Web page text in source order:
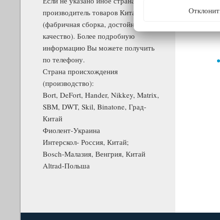
производитель товаров Китай
(фабричная сборка, достойное
качество). Более подробную
информацию Вы можете получить
по телефону.
Страна происхождения
(производство):
Bort, DeFort, Hander, Nikkey, Matrix,
SBM, DWT, Skil, Binatone, Град-
Китай
Фиолент-Украина
Интерскол- Россия, Китай;
Bosch-Малазия, Венгрия, Китай
Altrad-Польша